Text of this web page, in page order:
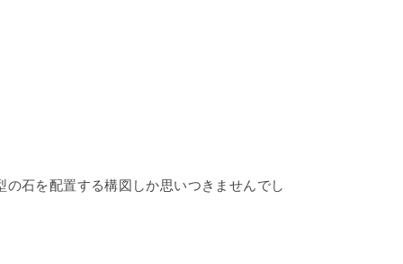
石を配置する構図しか思いつきませんでし